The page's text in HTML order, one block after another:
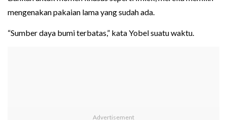
mengenakan pakaian lama yang sudah ada.
“Sumber daya bumi terbatas,” kata Yobel suatu waktu.